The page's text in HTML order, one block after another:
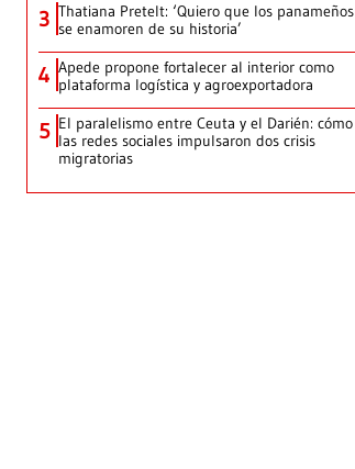
3 Thatiana Pretelt: ‘Quiero que los panameños
se enamoren de su historia’
4 Apede propone fortalecer al interior como
plataforma logística y agroexportadora
5 El paralelismo entre Ceuta y el Darién: cómo
las redes sociales impulsaron dos crisis
migratorias